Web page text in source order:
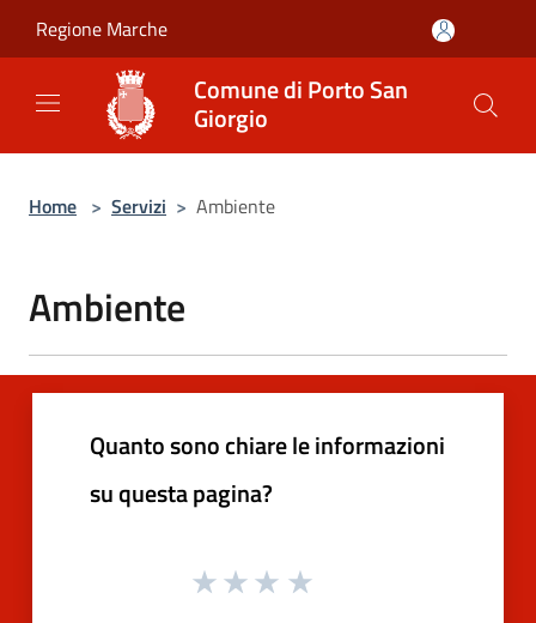
Regione Marche
Comune di Porto San
Giorgio
Home > Servizi > Ambiente
Ambiente
Quanto sono chiare le informazioni
su questa pagina?